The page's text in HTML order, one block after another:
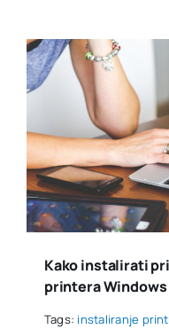
Kako instalirati
printera Windows
Tags: instaliranje